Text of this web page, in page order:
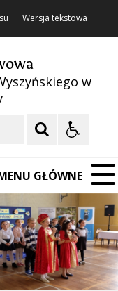
Wersja tekstowa
w
GŁÓWNE